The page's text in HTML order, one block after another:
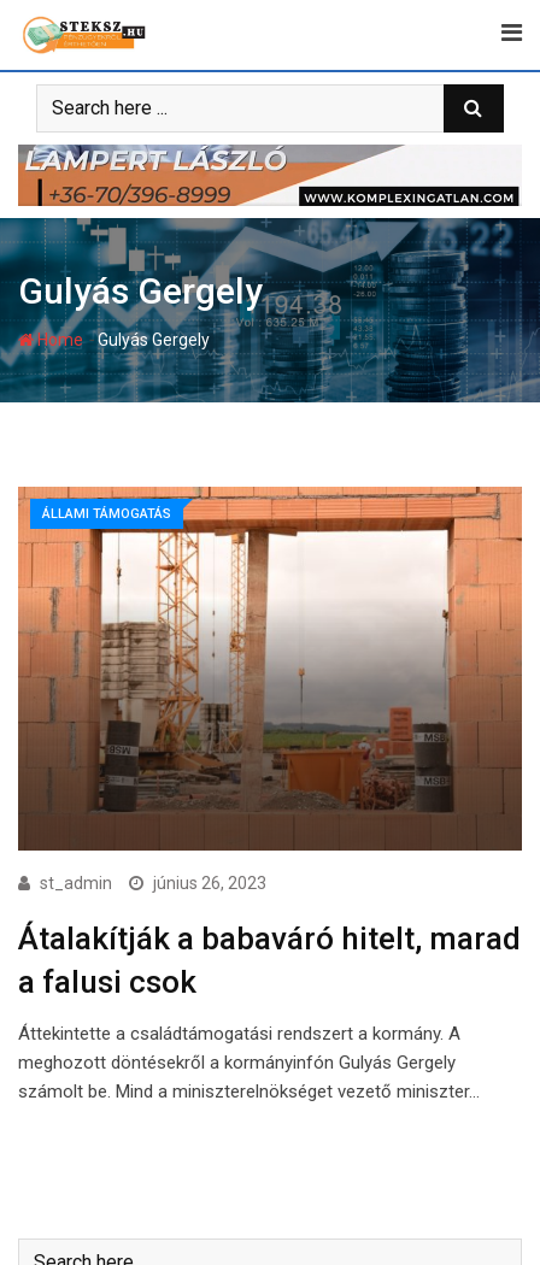
content
Gulyás Gergely
Home-Gulyás Gergely
ÁLLAMI TÁMOGATÁS
st_admin június 26, 2023
Átalakítják a babaváró hitelt, marad
a falusi csok
Áttekintette a családtámogatási rendszert a kormány. A
meghozott döntésekről a kormányinfón Gulyás Gergely
számolt be. Mind a miniszterelnökséget vezető miniszter…